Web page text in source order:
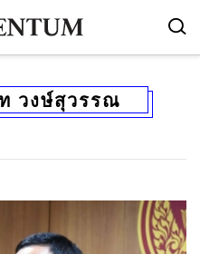
วงษ์สุวรรณ